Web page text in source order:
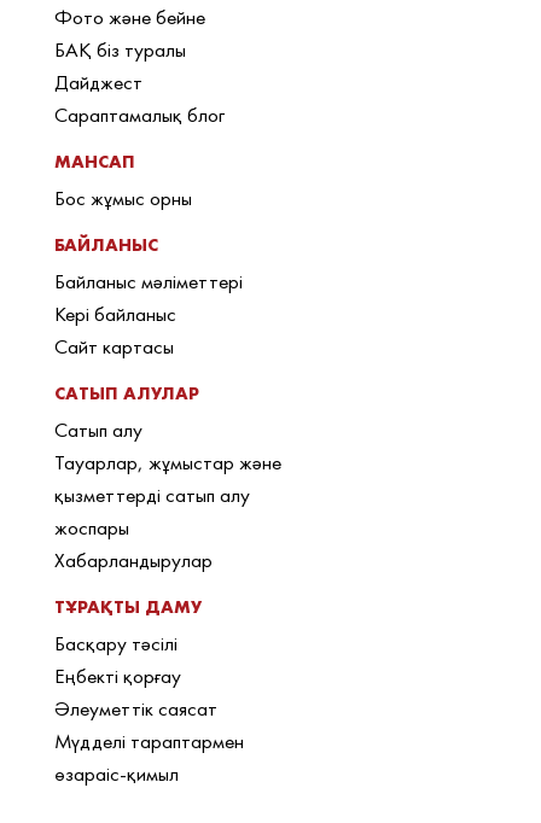
Фото және бейне
БАҚ біз туралы
Дайджест
Сараптамалық блог
МАНСАП
Бос жұмыс орны
БАЙЛАНЫС
Байланыс мәліметтері
Кері байланыс
Сайт картасы
САТЫП АЛУЛАР
Сатып алу
Тауарлар, жұмыстар және
қызметтерді сатып алу
жоспары
Хабарландырулар
ТҰРАҚТЫ ДАМУ
Басқару тәсілі
Еңбекті қорғау
Әлеуметтік саясат
Мүдделі тараптармен
өзараіс-қимыл